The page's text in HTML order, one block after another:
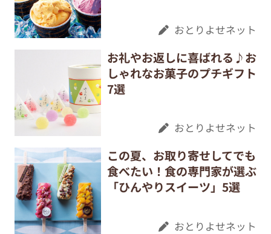
おとりよせネット
お礼やお返しに喜ばれる♪お
しゃれなお菓子のプチギフト
7選
おとりよせネット
この夏、お取り寄せしてでも
食べたい！食の専門家が選ぶ
「ひんやりスイーツ」5選
おとりよせネット